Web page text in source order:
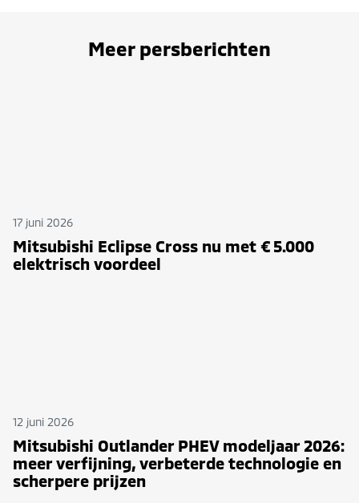
Meer persberichten
17 juni 2026
Mitsubishi Eclipse Cross nu met € 5.000
elektrisch voordeel
12 juni 2026
Mitsubishi Outlander PHEV modeljaar 2026:
meer verfijning, verbeterde technologie en
scherpere prijzen